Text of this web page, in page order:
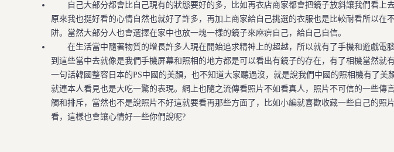
自己大部分都會比自己現有的狀態要好的多，比如再衣店商家都會把鏡子放斜讓我們看上
原來我也挺好看的心情自然也就好了許多，再加上商家給自己挑選的衣服也是比較耐看所以在
阱。當然大部分人也會選擇在家中也放一塊一樣的鏡子來麻痹自己，給自己自信。
在生活當中隨著物質的增長許多人現在開始追求精神上的超越，所以就有了手機和遊戲電
到這些當中去就像是我們手機屏幕和照相的地方都是可以看出有鏡子的存在，有了相機當然就
一句話韓國整容日本的PS中國的美顏，也不知道大家聽過沒，就是說我們中國的照相機有了美
就連本人看見也是大吃一驚的表現。網上也隨之流傳看照片不如看真人，照片不可信的一些傳
觸和排斥，當然也不是說照片不好這就要看再那些方面了，比如小編就喜歡收藏一些自己的照
看，這樣也會讓心情好一些你們說呢?